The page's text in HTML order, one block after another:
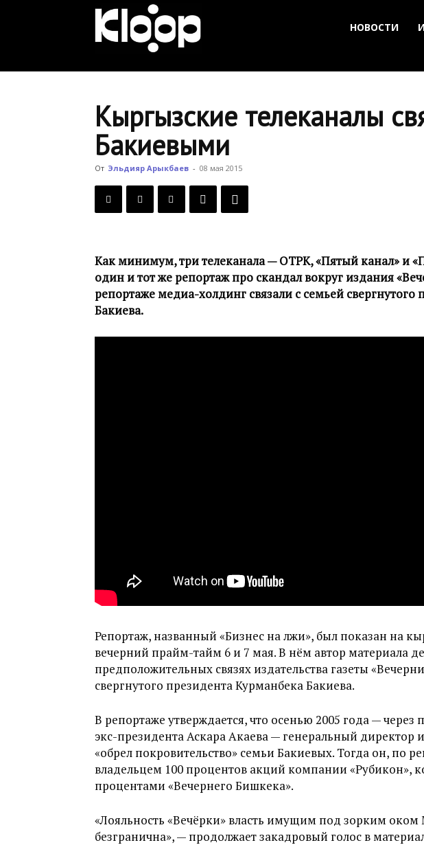
Новости
Кыргызстана
НОВОСТИ
Кыргызские телеканалы
Бакиевыми
От Эльдияр Арыкбаев - 08 мая 2015
Как минимум, три телеканала — ОТРК, «Пятый канал» и
один и тот же репортаж про скандал вокруг издания
репортаже медиа-холдинг связали с семьей свергнутого
Бакиева.
Репортаж, названный «Бизнес на лжи», был показан на
вечерний прайм-тайм 6 и 7 мая. В нём автор материала
предположительных связях издательства газеты
свергнутого президента Курманбека Бакиева.
В репортаже утверждается, что осенью 2005 года — через
экс-президента Аскара Акаева — генеральный директор
«обрел покровительство» семьи Бакиевых. Тогда он, по
владельцем 100 процентов акций компании «Рубикон»,
процентами «Вечернего Бишкека».
«Лояльность «Вечёрки» власть имущим под зорким
безгранична», — продолжает закадровый голос в